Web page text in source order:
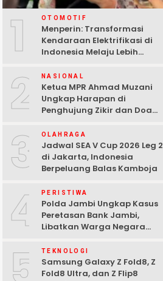
1 OTOMOTIF
Menperin: Transformasi
Kendaraan Elektrifikasi di
Indonesia Melaju Lebih
2 NASIONAL
Ketua MPR Ahmad Muzani
Ungkap Harapan di
Penghujung Zikir dan Doa
3 OLAHRAGA
Jadwal SEA V Cup 2026 Leg 2
di Jakarta, Indonesia
Berpeluang Balas Kamboja
4 PERISTIWA
Polda Jambi Ungkap Kasus
Peretasan Bank Jambi,
Libatkan Warga Negara
Tersangka Ditangkap
TEKNOLOGI
Samsung Galaxy Z Fold8, Z
Fold8 Ultra, dan Z Flip8